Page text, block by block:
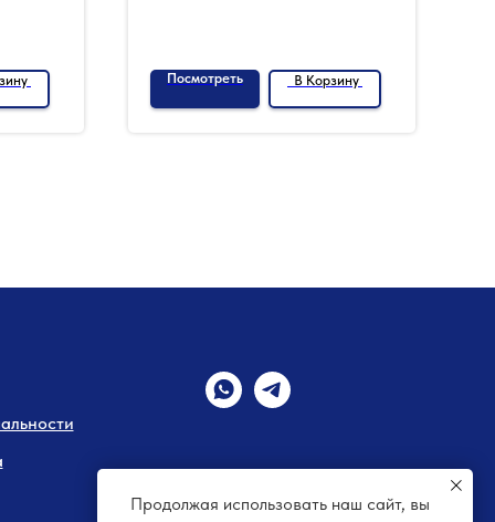
Продолжая использовать наш сайт, вы
Посмотреть В Корзину